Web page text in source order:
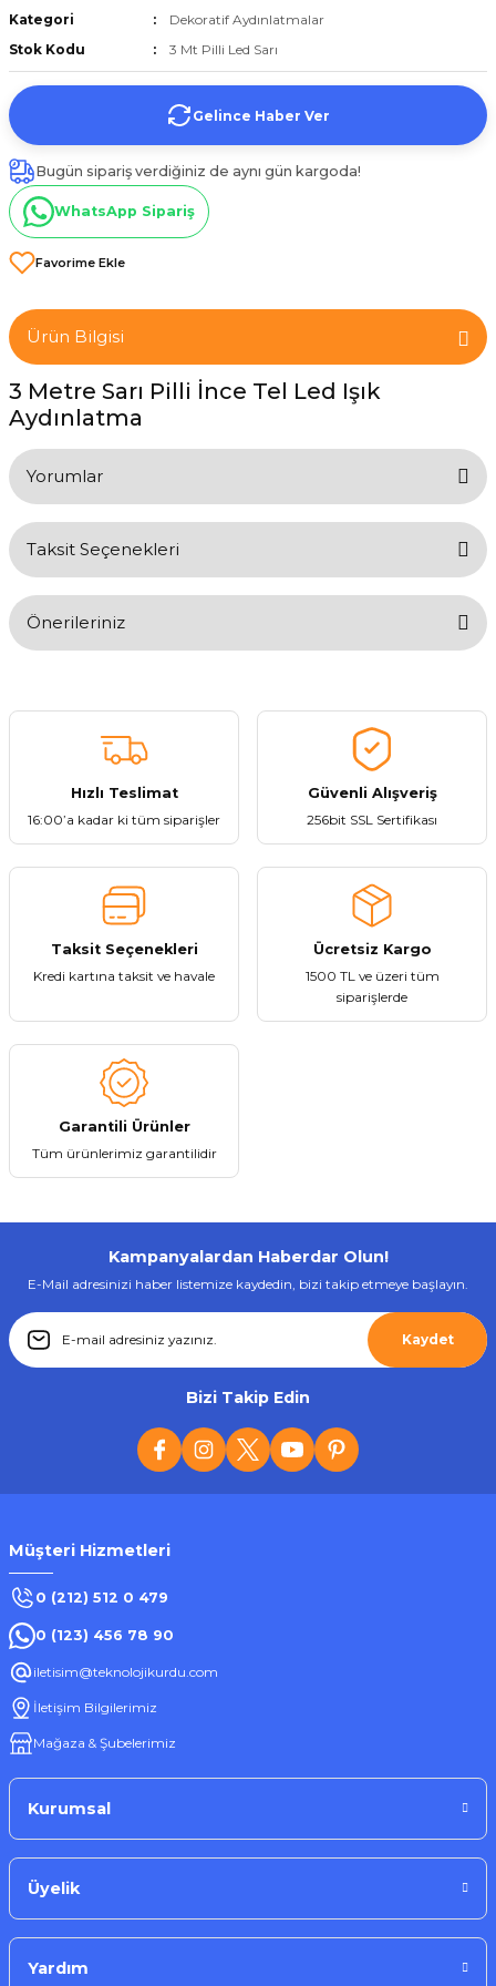
Kategori
Dekoratif Aydınlatmalar
Stok Kodu
3 Mt Pilli Led Sarı
Gelince Haber Ver
Bugün sipariş verdiğiniz de aynı gün kargoda!
WhatsApp Sipariş
Ürün Bilgisi
3 Metre Sarı Pilli İnce Tel Led Işık
Aydınlatma
Yorumlar
Taksit Seçenekleri
Önerileriniz
tarafımıza iletebilirsiniz.
Görüş ve önerileriniz için teşekkür ederiz.
Ürün resmi kalitesiz, bozuk veya görüntülenemiyor.
Ürün açıklamasında eksik bilgiler bulunuyor.
Ürün fiyatı diğer sitelerden daha pahalı.
Bu ürüne benzer farklı alternatifler olmalı.
Hızlı Teslimat
16:00’a kadar ki tüm siparişler
Güvenli Alışveriş
256bit SSL Sertifikası
Taksit Seçenekleri
Kredi kartına taksit ve havale
Ücretsiz Kargo
1500 TL ve üzeri tüm
siparişlerde
Garantili Ürünler
Tüm ürünlerimiz garantilidir
Kampanyalardan Haberdar Olun!
E-Mail adresinizi haber listemize kaydedin, bizi takip etmeye başlayın.
Kaydet
Bizi Takip Edin
Müşteri Hizmetleri
0 (212) 512 0 479
0 (123) 456 78 90
iletisim@teknolojikurdu.com
İletişim Bilgilerimiz
Mağaza & Şubelerimiz
Kurumsal
Üyelik
Yardım